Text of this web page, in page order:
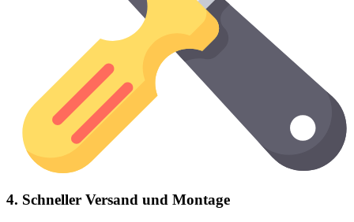
4. Schneller Versand und Montage